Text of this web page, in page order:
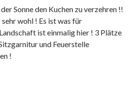
Sonne den Kuchen zu verzehren !!
wohl ! Es ist was für
ist einmalig hier ! 3 Plätze
und Feuerstelle
!